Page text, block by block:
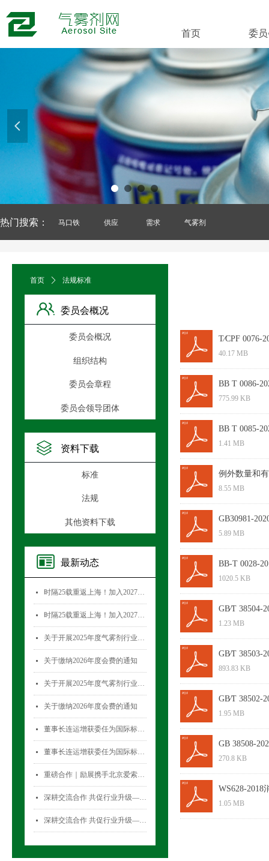
넳
首页 委
热门搜索： 马口铁 供应 需求 气雾剂
最新动态
넷 时隔25载重返上海！加入2027国际气雾剂与金属容器展览会，直面30,000+全球买家！
넷 时隔25载重返上海！加入2027国际气雾剂与金属容器展览会，直面30,000+全球买家！
넷 关于开展2025年度气雾剂行业数据统计工作的通知
넷 关于缴纳2026年度会费的通知
넷 关于开展2025年度气雾剂行业数据统计工作的通知
넷 关于缴纳2026年度会费的通知
넷 董事长连运增获委任为国际标准化组织薄壁金属容器技术委员会(ISO/TC52)主席
넷 董事长连运增获委任为国际标准化组织薄壁金属容器技术委员会(ISO/TC52)主席
넷 重磅合作｜励展携手北京爱索塞瑞斯展览有限公司 全新升级国际气雾剂与金属容器展览会！
넷 深耕交流合作 共促行业升级——气雾剂委员会开展专项访问活动
넷 深耕交流合作 共促行业升级——气雾剂委员会开展专项访问活动
标准
法规
其他资料下载
资料下载
委员会概况
组织结构
委员会章程
委员会领导团体
委员会概况
首页 ꄲ 法规标准
T∕CPF 0076-
40.17 MB
BB T 0086-
775.99 KB
BB T 0085-
1.41 MB
例外数量和
8.55 MB
GB30981-
5.89 MB
BB-T 0028-
1020.5 KB
GB∕T
1.23 MB
GB∕T 38503-
893.83 KB
GB∕T
1.95 MB
GB 38508-
270.8 KB
WS628-2018
1.05 MB